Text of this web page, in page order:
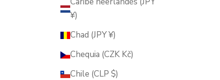
¥)
Chad (JPY ¥)
Chequia (CZK Kč)
Chile (CLP $)